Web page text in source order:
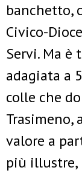
banchetto,
Civico-
Servi. Ma è
adagiata a
colle che
Trasimeno,
valore a
più illustre,